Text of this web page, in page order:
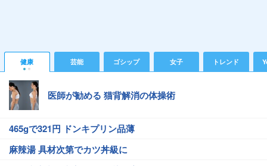
健康 芸能 ゴシップ 女子 トレンド
医師が勧める 猫背解消の体操術
465gで321円 ドンキプリン品薄
麻辣湯 具材次第でカツ丼級に